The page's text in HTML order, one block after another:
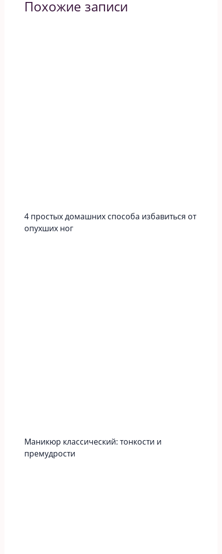
Похожие записи
4 простых домашних способа избавиться от
опухших ног
Маникюр классический: тонкости и
премудрости